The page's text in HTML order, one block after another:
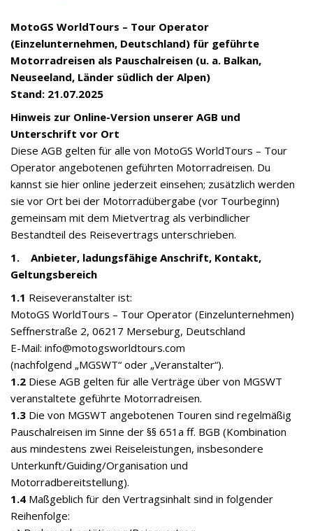
MotoGS WorldTours – Tour Operator
(Einzelunternehmen, Deutschland) für geführte
Motorradreisen als Pauschalreisen (u. a. Balkan,
Neuseeland, Länder südlich der Alpen)
Stand: 21.07.2025
Hinweis zur Online-Version unserer AGB und
Unterschrift vor Ort
Diese AGB gelten für alle von MotoGS WorldTours – Tour
Operator angebotenen geführten Motorradreisen. Du
kannst sie hier online jederzeit einsehen; zusätzlich werden
sie vor Ort bei der Motorradübergabe (vor Tourbeginn)
gemeinsam mit dem Mietvertrag als verbindlicher
Bestandteil des Reisevertrags unterschrieben.
1. Anbieter, ladungsfähige Anschrift, Kontakt,
Geltungsbereich
1.1 Reiseveranstalter ist:
MotoGS WorldTours – Tour Operator (Einzelunternehmen)
Seffnerstraße 2, 06217 Merseburg, Deutschland
E-Mail: info@motogsworldtours.com
(nachfolgend „MGSWT“ oder „Veranstalter“).
1.2 Diese AGB gelten für alle Verträge über von MGSWT
veranstaltete geführte Motorradreisen.
1.3 Die von MGSWT angebotenen Touren sind regelmäßig
Pauschalreisen im Sinne der §§ 651a ff. BGB (Kombination
aus mindestens zwei Reiseleistungen, insbesondere
Unterkunft/Guiding/Organisation und
Motorradbereitstellung).
1.4 Maßgeblich für den Vertragsinhalt sind in folgender
Reihenfolge: